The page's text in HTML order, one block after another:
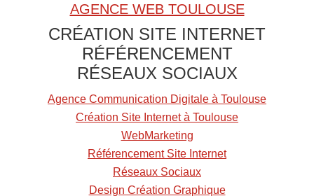
AGENCE WEB TOULOUSE
CRÉATION SITE INTERNET
RÉFÉRENCEMENT
RÉSEAUX SOCIAUX
Agence Communication Digitale à Toulouse
Création Site Internet à Toulouse
WebMarketing
Référencement Site Internet
Réseaux Sociaux
Design Création Graphique